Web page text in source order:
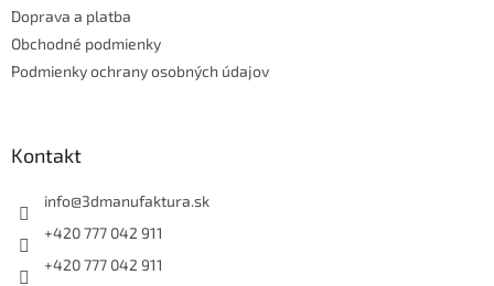
Doprava a platba
Obchodné podmienky
Podmienky ochrany osobných údajov
Kontakt
info@3dmanufaktura.sk
+420 777 042 911
+420 777 042 911